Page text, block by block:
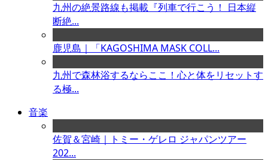
九州の絶景路線も掲載『列車で行こう！ 日本縦
断絶...
鹿児島｜「KAGOSHIMA MASK COLL...
九州で森林浴するならここ！心と体をリセットす
る極...
音楽
佐賀＆宮崎｜トミー・ゲレロ ジャパンツアー
202...